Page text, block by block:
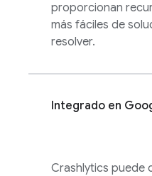
proporcionan
más fáciles de
resolver.
Integrado en
Crashlytics puede